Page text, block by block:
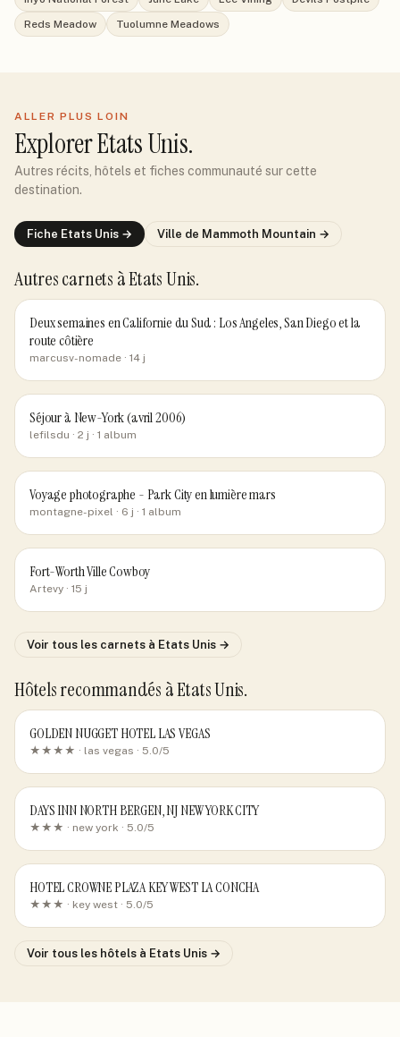
Reds Meadow
Tuolumne Meadows
ALLER PLUS LOIN
ExplorerEtats Unis.
Autres récits, hôtels et fiches communauté sur cette
destination.
Fiche Etats Unis → Ville de Mammoth Mountain →
Autres carnets à Etats Unis.
Deux semaines en Californie du Sud : Los Angeles, San Diego et la
route côtière
marcusv-nomade · 14 j
Séjour à New-York (avril 2006)
lefilsdu · 2 j · 1 album
Voyage photographe - Park City en lumière mars
montagne-pixel · 6 j · 1 album
Fort-Worth Ville Cowboy
Artevy · 15 j
Voir tous les carnets à Etats Unis →
Hôtels recommandés à Etats Unis.
GOLDEN NUGGET HOTEL LAS VEGAS
★★★★ · las vegas · 5.0/5
DAYS INN NORTH BERGEN, NJ NEW YORK CITY
★★★ · new york · 5.0/5
HOTEL CROWNE PLAZA KEY WEST LA CONCHA
★★★ · key west · 5.0/5
Voir tous les hôtels à Etats Unis →